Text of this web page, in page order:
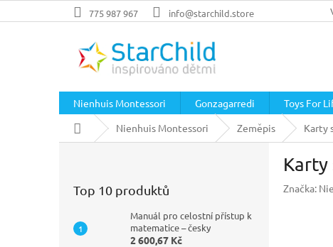
na
775 987 967 info@starchild.store
Nienhuis Montessori Gonzagarredi Toys For
Domů
Nienhuis Montessori Zeměpis Karty
Top 10 produktů
Manuál pro celostní přístup k
matematice – česky
2 600,67 Kč
Karty
Značka: